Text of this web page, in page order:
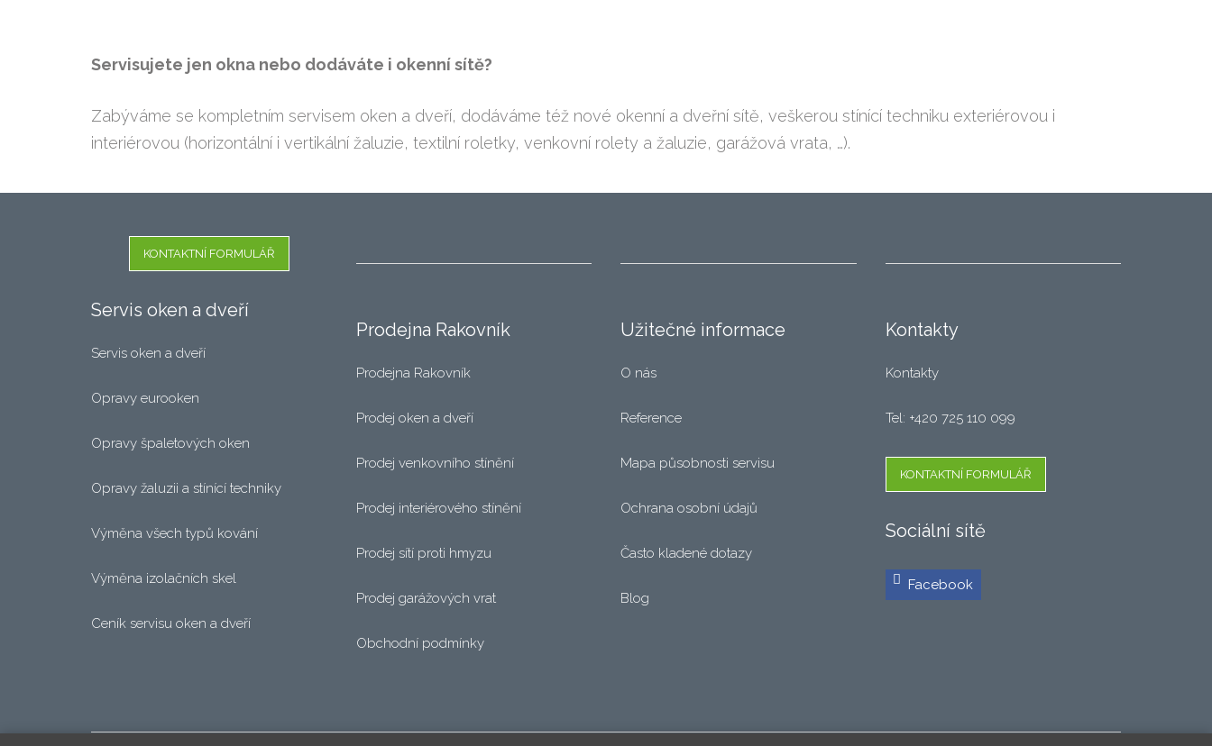
Servisujete jen okna nebo dodáváte i okenní sítě?
Zabýváme se kompletním servisem oken a dveří, dodáváme též nové okenní a dveřní sítě, veškerou stínící techniku exteriérovou i
interiérovou (horizontální i vertikální žaluzie, textilní roletky, venkovní rolety a žaluzie, garážová vrata, …).
KONTAKTNÍ FORMULÁŘ
Servis oken a dveří
Servis oken a dveří
Opravy eurooken
Opravy špaletových oken
Opravy žaluzii a stínící techniky
Výměna všech typů kování
Výměna izolačních skel
Ceník servisu oken a dveří
Prodejna Rakovník
Prodejna Rakovník
Prodej oken a dveří
Prodej venkovního stínění
Prodej interiérového stínění
Prodej sítí proti hmyzu
Prodej garážových vrat
Obchodní podmínky
Užitečné informace
O nás
Reference
Mapa působnosti servisu
Ochrana osobní údajů
Často kladené dotazy
Blog
Kontakty
Kontakty
Tel: +420 725 110 099
KONTAKTNÍ FORMULÁŘ
Sociální sítě
Facebook